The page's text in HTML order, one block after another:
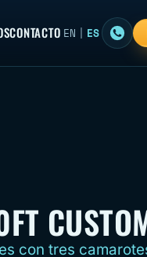
CONTACTO EN | ES
con tres